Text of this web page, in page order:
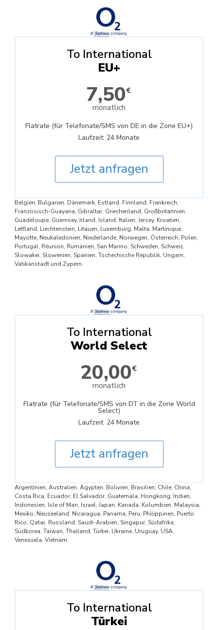
To International
EU+
7,50€
monatlich
Flatrate (für Telefonate/SMS von DE in die Zone EU+)
Laufzeit: 24 Monate
Jetzt anfragen
Belgien, Bulgarien, Dänemark, Estland, Finnland, Frankreich,
Französisch-Guayana, Gibraltar, Griechenland, Großbritannien,
Guadeloupe, Guernsey, Irland, Island, Italien, Jersey, Kroatien,
Lettland, Liechtenstein, Litauen, Luxemburg, Malta, Martinique,
Mayotte, Neukaledonien, Niederlande, Norwegen, Österreich, Polen,
Portugal, Réunion, Rumänien, San Marino, Schweden, Schweiz,
Slowakei, Slowenien, Spanien, Tschechische Republik, Ungarn,
Vatikanstadt und Zypern.
To International
World Select
20,00€
monatlich
Flatrate (für Telefonate/SMS von DT in die Zone World
Select)
Laufzeit: 24 Monate
Jetzt anfragen
Argentinien, Australien, Ägypten, Bolivien, Brasilien, Chile, China,
Costa Rica, Ecuador, El Salvador, Guatemala, Hongkong, Indien,
Indonesien, Isle of Man, Israel, Japan, Kanada, Kolumbien, Malaysia,
Mexiko, Neuseeland, Nicaragua, Panama, Peru, Philippinen, Puerto
Rico, Qatar, Russland, Saudi-Arabien, Singapur, Südafrika,
Südkorea, Taiwan, Thailand, Türkei, Ukraine, Uruguay, USA,
Venezuela, Vietnam.
To International
Türkei